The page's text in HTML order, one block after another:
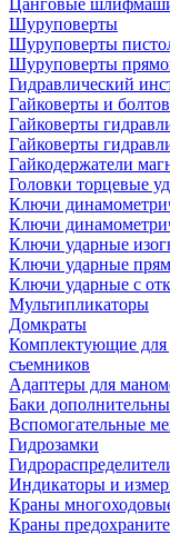
Цанговые
Шуруповерты
Шуруповерты
Шуруповерты
Гидравлический
Гайковерты и
Гайковерты
Гайковерты
Гайкодержатели
Головки торцевые
Ключи
Ключи
Ключи ударные
Ключи ударные
Ключи ударные с
Мультипликаторы
Домкраты
Комплектующие для
съемников
Адаптеры для
Баки
Вспомогательные
Гидрозамки
Индикаторы и
Краны
Краны